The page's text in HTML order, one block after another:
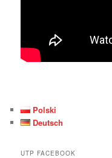
Polski
Deutsch
UTP FACEBOOK